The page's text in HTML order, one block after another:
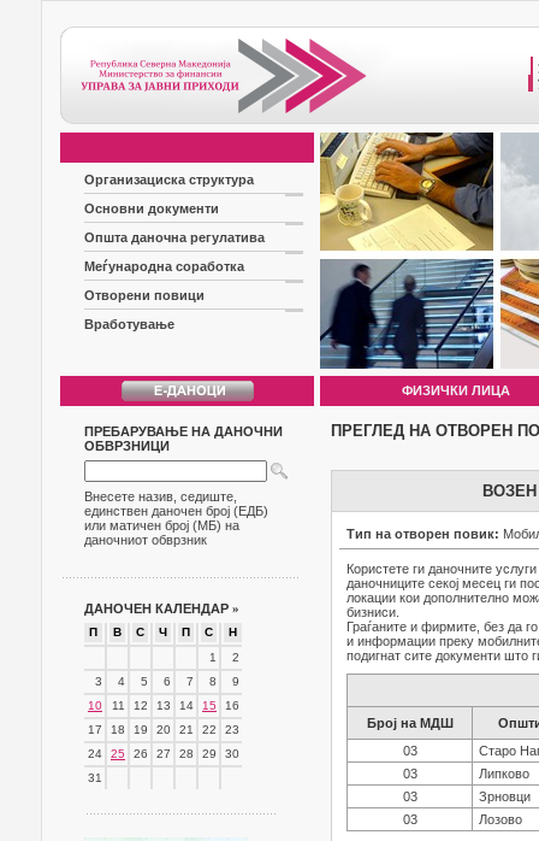
Организациска структура
Основни документи
Општа даночна регулатива
Меѓународна соработка
Отворени повици
Вработување
ФИЗИЧКИ ЛИЦА
ПРЕБАРУВАЊЕ НА ДАНОЧНИ
ОБВРЗНИЦИ
Внесете назив, седиште,
единствен даночен број (ЕДБ)
или матичен број (МБ) на
даночниот обврзник
ДАНОЧЕН КАЛЕНДАР »
П В С Ч П С
Н
1
2
3
4 5 6 7 8
9
10
11 12 13 14 15
16
17
18 19 20 21 22
23
24
25 26 27 28 29
30
31
ПРЕГЛЕД НА ОТВОРЕН
Тип на отворен повик:
Користете ги даночните
даночниците секој месец ги
локации кои дополнително
бизниси.
Граѓаните и фирмите, без да
и информации преку
подигнат сите документи што
Број на МДШ
03
Старо
03
Липково
03
Зрновци
03
Лозово